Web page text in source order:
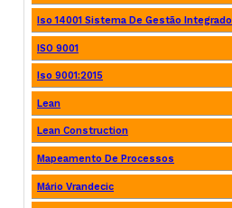
Iso 14001 Sistema De Gestão Integrado
ISO 9001
Iso 9001:2015
Lean
Lean Construction
Mapeamento De Processos
Mário Vrandecic